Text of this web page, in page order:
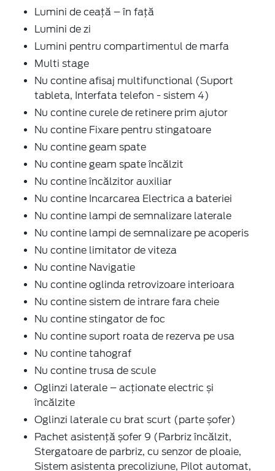
Lumini de ceață – în față
Lumini de zi
Lumini pentru compartimentul de marfa
Multi stage
Nu contine afisaj multifunctional (Suport
tableta, Interfata telefon - sistem 4)
Nu contine curele de retinere prim ajutor
Nu contine Fixare pentru stingatoare
Nu contine geam spate
Nu contine geam spate încălzit
Nu contine încălzitor auxiliar
Nu contine Incarcarea Electrica a bateriei
Nu contine lampi de semnalizare laterale
Nu contine lampi de semnalizare pe acoperis
Nu contine limitator de viteza
Nu contine Navigatie
Nu contine oglinda retrovizoare interioara
Nu contine sistem de intrare fara cheie
Nu contine stingator de foc
Nu contine suport roata de rezerva pe usa
Nu contine tahograf
Nu contine trusa de scule
Oglinzi laterale – acționate electric și
încălzite
Oglinzi laterale cu brat scurt (parte șofer)
Pachet asistență șofer 9 (Parbriz încălzit,
Stergatoare de parbriz, cu senzor de ploaie,
Sistem asistenta precoliziune, Pilot automat,